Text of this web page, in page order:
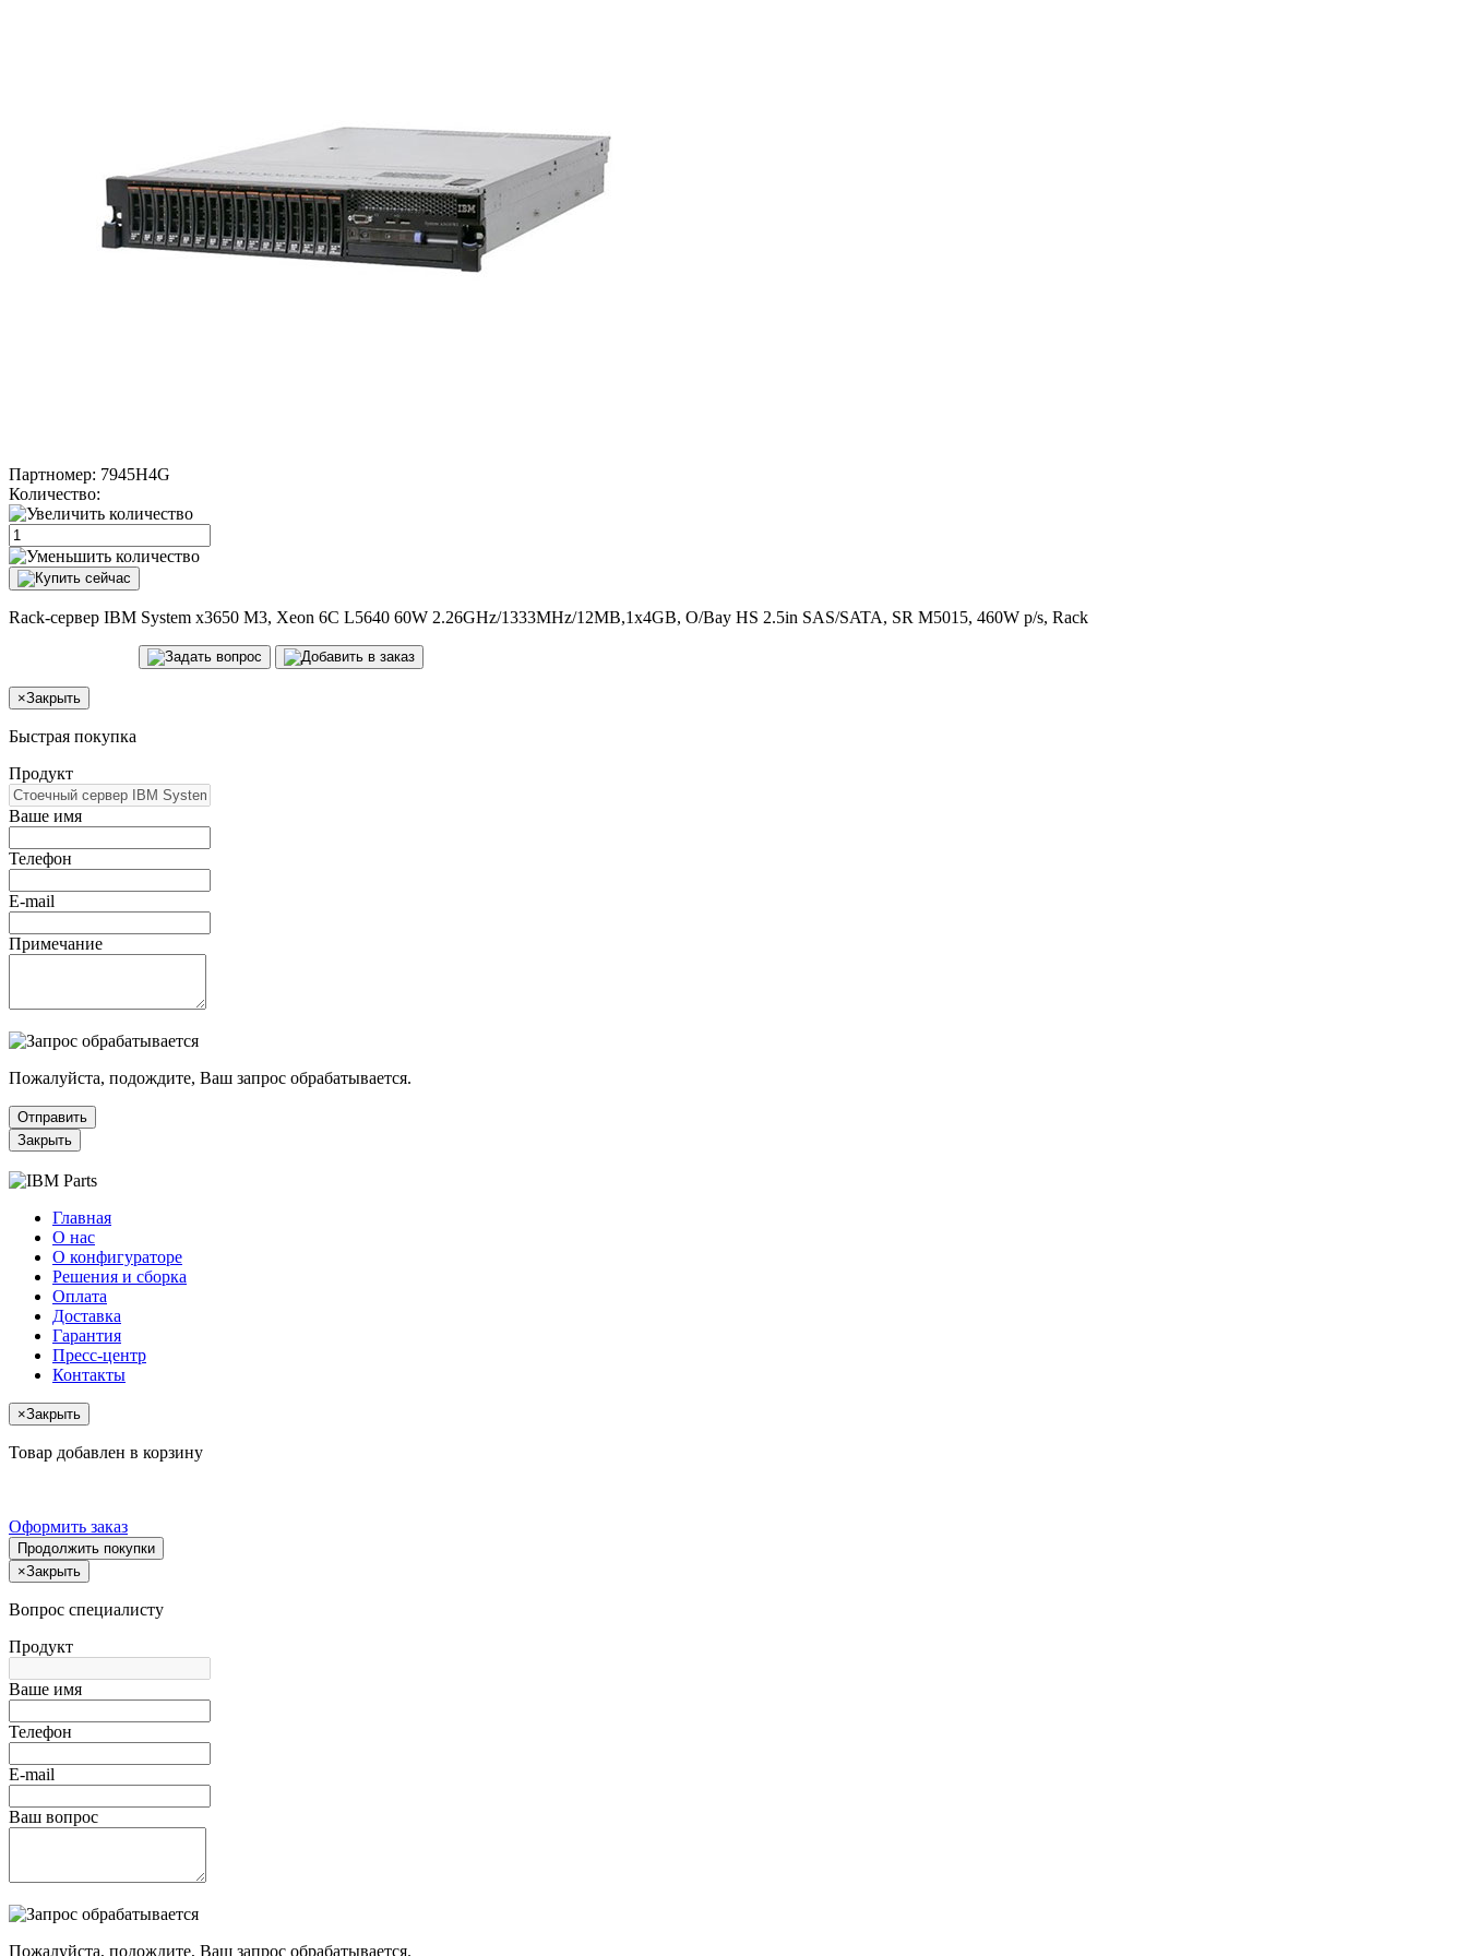
Партномер: 7945H4G
Количество:
Rack-сервер IBM System x3650 M3, Xeon 6C L5640 60W 2.26GHz/1333MHz/12MB,1x4GB, O/Bay HS 2.5in SAS/SATA, SR M5015, 460W p/s, Rack
×Закрыть
Быстрая покупка
Продукт
Ваше имя
Телефон
E-mail
Примечание
Пожалуйста, подождите, Ваш запрос обрабатывается.
Отправить
Закрыть
Главная
О нас
О конфигураторе
Решения и сборка
Оплата
Доставка
Гарантия
Пресс-центр
Контакты
×Закрыть
Товар добавлен в корзину
Оформить заказ
Продолжить покупки
×Закрыть
Вопрос специалисту
Продукт
Ваше имя
Телефон
E-mail
Ваш вопрос
Пожалуйста, подождите, Ваш запрос обрабатывается.